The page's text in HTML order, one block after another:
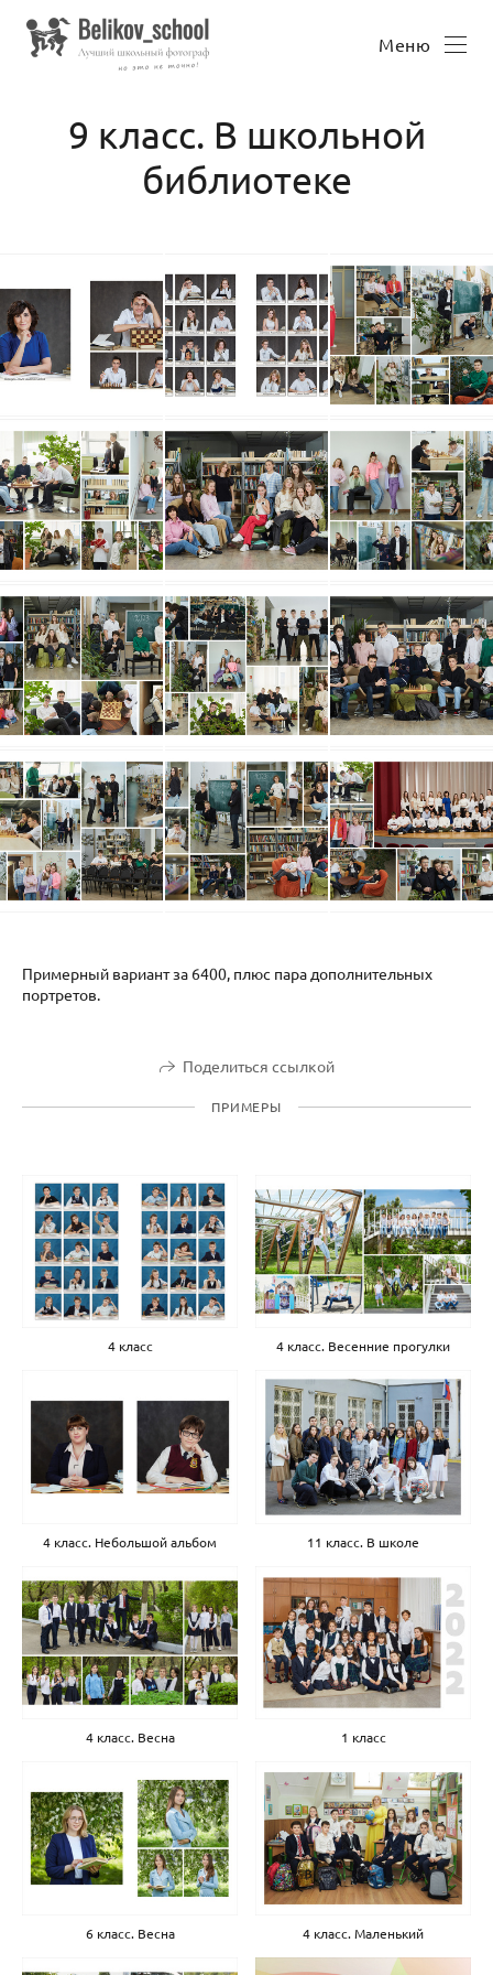
Меню
9 класс. В школьной
библиотеке
Примерный вариант за 6400, плюс пара дополнительных
портретов.
Поделиться ссылкой
ПРИМЕРЫ
4 класс 4 класс. Весенние прогулки
4 класс. Небольшой альбом 11 класс. В школе
4 класс. Весна 1 класс
6 класс. Весна 4 класс. Маленький